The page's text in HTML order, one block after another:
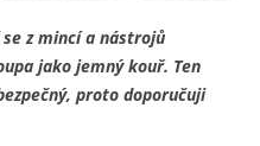
z mincí a nástrojů
jako jemný kouř. Ten
proto doporučuji